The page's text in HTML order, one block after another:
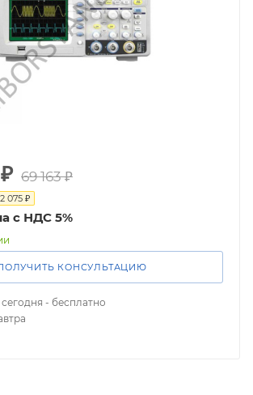
₽ 69 163₽
2 075 ₽
с НДС 5%
КОНСУЛЬТАЦИЮ
- бесплатно